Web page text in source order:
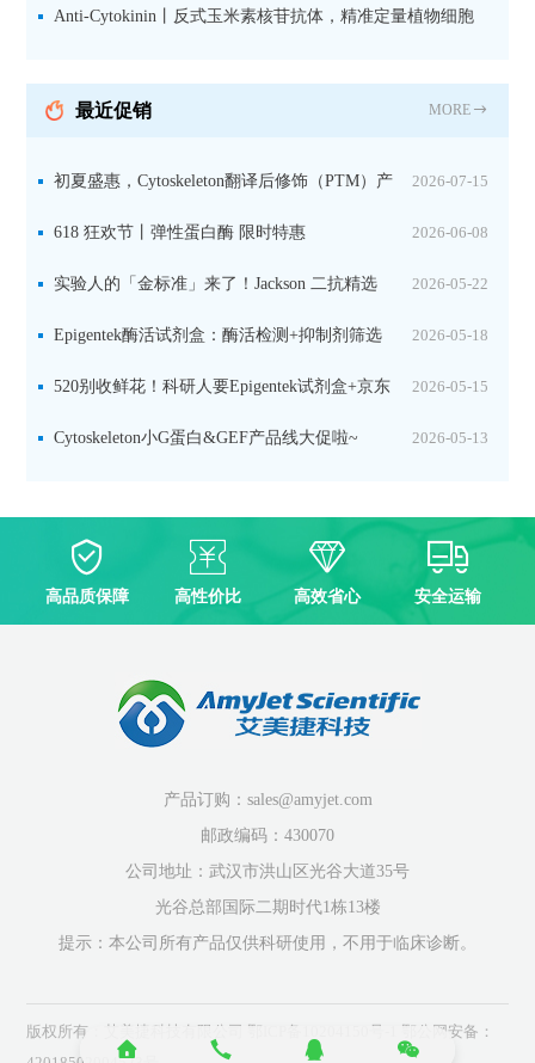
活细胞实验
Anti-Cytokinin丨反式玉米素核苷抗体，精准定量植物细胞
最近促销 MORE
2026-07-15
初夏盛惠，Cytoskeleton翻译后修饰（PTM）产
品线放价啦！ 2026-06-08
618 狂欢节丨弹性蛋白酶 限时特惠
2026-05-22
实验人的「金标准」来了！Jackson 二抗精选
限时一口价，手慢无！ 2026-05-18
Epigentek酶活试剂盒：酶活检测+抑制剂筛选
双赋能，下单即赠京东卡 2026-05-15
520别收鲜花！科研人要Epigentek试剂盒+京东
卡！ 2026-05-13
Cytoskeleton小G蛋白&GEF产品线大促啦~
高品质保障 高性价比 高效省心 安全运输
产品订购：sales@amyjet.com
邮政编码：430070
公司地址：武汉市洪山区光谷大道35号
光谷总部国际二期时代1栋13楼
提示：本公司所有产品仅供科研使用，不用于临床诊断。
版权所有：艾美捷科技有限公司 鄂ICP备10204150号-1
鄂公网安备：